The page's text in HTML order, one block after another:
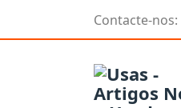
Contacte-nos: